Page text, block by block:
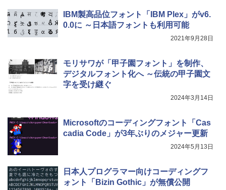
IBM製高品位フォント「IBM Plex」がv6.
0.0に ～日本語フォントも利用可能
2021年9月28日
モリサワが「甲子園フォント」を制作、
デジタルフォント化へ ～伝統の甲子園文
字を受け継ぐ
2024年3月14日
Microsoftのコーディングフォント「Cas
cadia Code」が3年ぶりのメジャー更新
2024年5月13日
日本人プログラマー向けコーディングフ
ォント「Bizin Gothic」が無償公開